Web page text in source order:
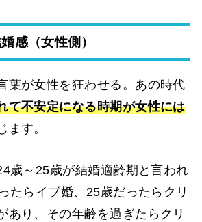
感（女性側）
葉が女性を狂わせる。あの時代
て不安定になる時期が女性には
ます。
歳～25歳が結婚適齢期と言われ
たらイブ婚、25歳だったらクリ
あり、その年齢を過ぎたらクリ